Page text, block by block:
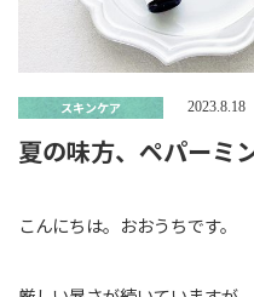
スキンケア 2023.8.18
夏の味方、ペパーミ
こんにちは。おおうちです。